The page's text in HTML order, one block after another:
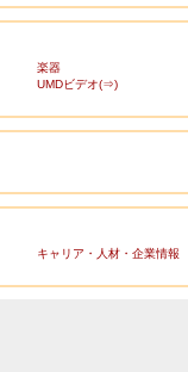
楽器
UMDビデオ(⇒)
キャリア・人材・企業情報